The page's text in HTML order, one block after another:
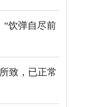
“饮弹自尽前
致，已正常